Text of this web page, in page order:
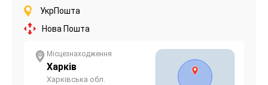
УкрПошта
Нова Пошта
Місцезнаходження
Харків
Харківська обл.